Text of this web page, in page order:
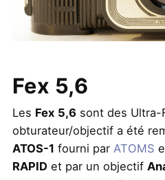
Fex 5,6
Les Fex 5,6 sont des Ultra-
obturateur/objectif a été
ATOS-1 fourni par ATOMS
RAPIDet par un objectif